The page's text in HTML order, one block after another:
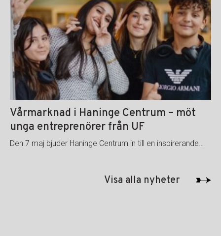
Vårmarknad i Haninge Centrum – möt
unga entreprenörer från UF
Den 7 maj bjuder Haninge Centrum in till en inspirerande…
Visa alla nyheter